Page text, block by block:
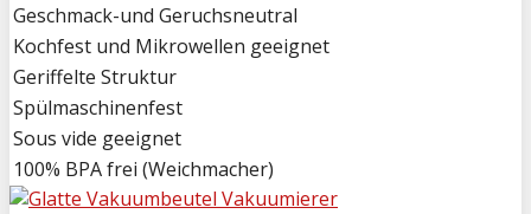
Geschmack-und Geruchsneutral
Kochfest und Mikrowellen geeignet
Geriffelte Struktur
Spülmaschinenfest
Sous vide geeignet
100% BPA frei (Weichmacher)